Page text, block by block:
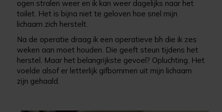
ogen stralen weer en ik kan weer dagelijks naar het
toilet. Het is bijna niet te geloven hoe snel mijn
lichaam zich herstelt.
Na de operatie draag ik een operatieve bh die ik zes
weken aan moet houden. Die geeft steun tijdens het
herstel. Maar het belangrijkste gevoel? Opluchting. Het
voelde alsof er letterlijk gifbommen uit mijn lichaam
zijn gehaald.